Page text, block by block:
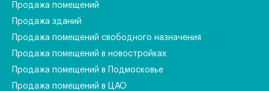
Продажа помещений
Продажа зданий
Продажа помещений свободного назначения
Продажа помещений в новостройках
Продажа помещений в Подмосковье
Продажа помещений в ЦАО